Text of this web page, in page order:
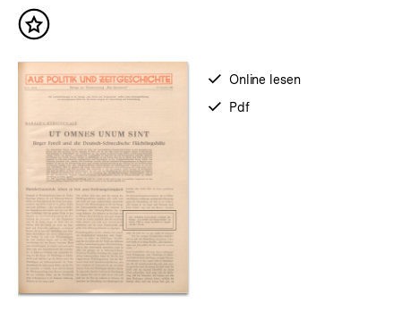
Inhalt
verfügbar
zum
Online lesen
verfügbar
Pdf